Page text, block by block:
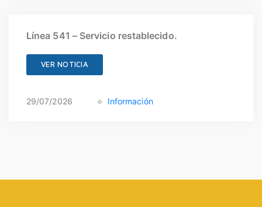
Línea 541 – Servicio restablecido.
VER NOTICIA
29/07/2026 Información